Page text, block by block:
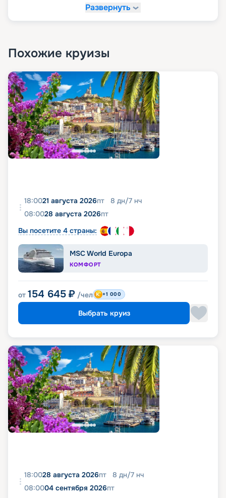
Развернуть
Похожие круизы
18:0021 августа 2026пт 8 дн/7 нч
08:0028 августа 2026пт
Вы посетите 4 страны:
MSC World Europa
КОМФОРТ
от 154 645 ₽ /чел +1 000
Выбрать круиз
18:0028 августа 2026пт 8 дн/7 нч
08:0004 сентября 2026пт